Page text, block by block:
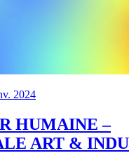
2024
HUMAINE –
ART &